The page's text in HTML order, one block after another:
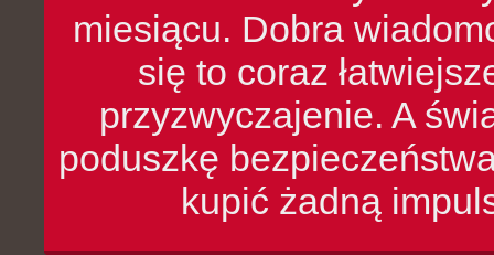
miesiącu. Dobra
się to coraz
przyzwyczajenie. A
poduszkę
kupić żadną